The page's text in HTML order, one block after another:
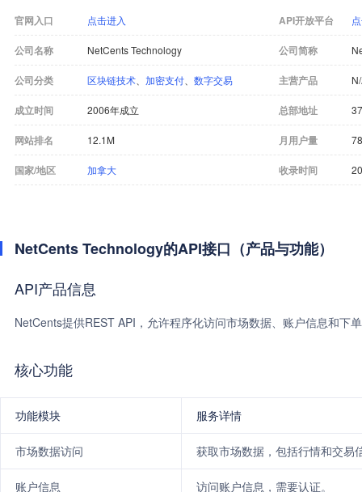
官网入口 点击进入 API开放平台
公司名称 NetCents Technology 公司简称
公司分类 区块链技术 加密支付 数字交易 主营产品
成立时间 2006年成立 总部地址
网站排名 12.1M 月用户量
国家/地区 加拿大 收录时间
NetCents Technology的API接口（产品与功能）
API产品信息
NetCents提供REST API，允许程序化访问市场数据、账户信息和下
核心功能
功能模块 服务详情
市场数据访问 获取市场数据，包括行情和交易
账户信息 访问账户信息，需要认证。